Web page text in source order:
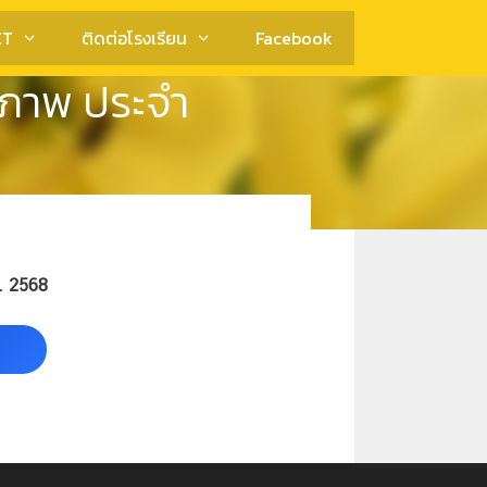
ติดต่อโรงเรียน Facebook
พ ประจำ
2568